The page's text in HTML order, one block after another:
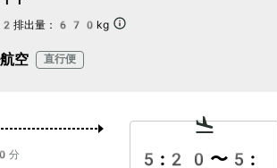
排出量： 670kg
空 直行便
分 5:20 〜 5: